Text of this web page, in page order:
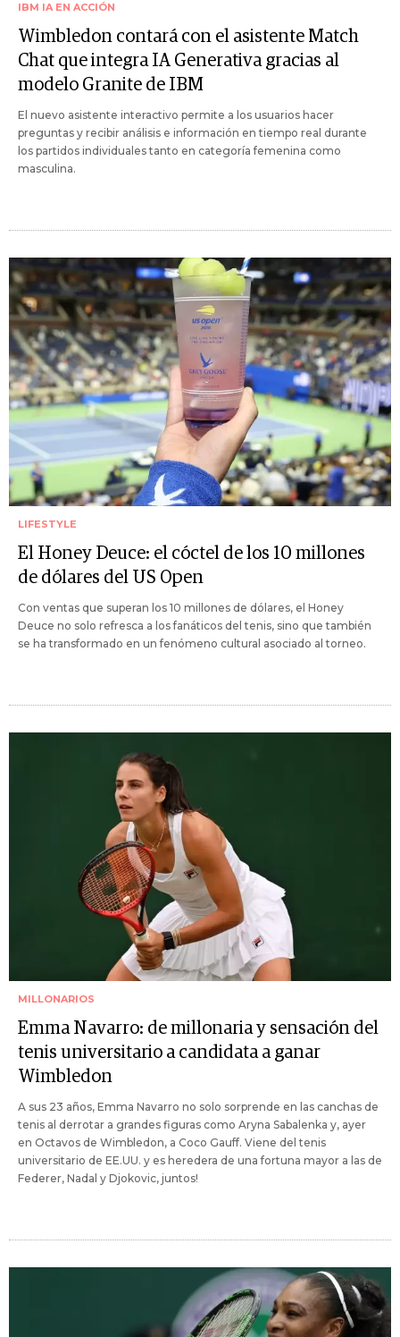
IBM IA EN ACCIÓN
Wimbledon contará con el asistente Match
Chat que integra IA Generativa gracias al
modelo Granite de IBM
El nuevo asistente interactivo permite a los usuarios hacer
preguntas y recibir análisis e información en tiempo real durante
los partidos individuales tanto en categoría femenina como
masculina.
LIFESTYLE
El Honey Deuce: el cóctel de los 10 millones
de dólares del US Open
Con ventas que superan los 10 millones de dólares, el Honey
Deuce no solo refresca a los fanáticos del tenis, sino que también
se ha transformado en un fenómeno cultural asociado al torneo.
MILLONARIOS
Emma Navarro: de millonaria y sensación del
tenis universitario a candidata a ganar
Wimbledon
A sus 23 años, Emma Navarro no solo sorprende en las canchas de
tenis al derrotar a grandes figuras como Aryna Sabalenka y, ayer
en Octavos de Wimbledon, a Coco Gauff. Viene del tenis
universitario de EE.UU. y es heredera de una fortuna mayor a las de
Federer, Nadal y Djokovic, juntos!